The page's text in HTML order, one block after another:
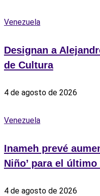
Venezuela
Designan a
de Cultura
4 de agosto de 2026
Venezuela
Inameh prevé
Niño’ para el
4 de agosto de 2026